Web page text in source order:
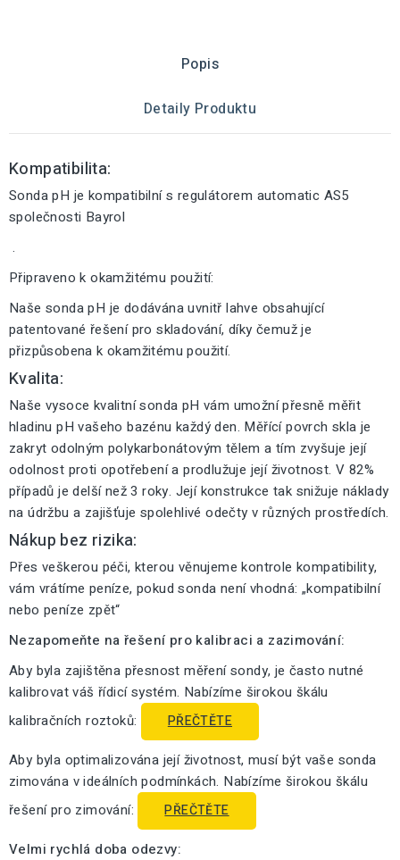
Popis
Detaily Produktu
Kompatibilita:
Sonda pH je kompatibilní s regulátorem automatic AS5
společnosti Bayrol
.
Připraveno k okamžitému použití:
Naše sonda pH je dodávána uvnitř lahve obsahující
patentované řešení pro skladování, díky čemuž je
přizpůsobena k okamžitému použití.
Kvalita:
Naše vysoce kvalitní sonda pH vám umožní přesně měřit
hladinu pH vašeho bazénu každý den. Měřící povrch skla je
zakryt odolným polykarbonátovým tělem a tím zvyšuje její
odolnost proti opotřebení a prodlužuje její životnost. V 82%
případů je delší než 3 roky. Její konstrukce tak snižuje náklady
na údržbu a zajišťuje spolehlivé odečty v různých prostředích.
Nákup bez rizika:
Přes veškerou péči, kterou věnujeme kontrole kompatibility,
vám vrátíme peníze, pokud sonda není vhodná: „kompatibilní
nebo peníze zpět“
Nezapomeňte na řešení pro kalibraci a zazimování:
Aby byla zajištěna přesnost měření sondy, je často nutné
kalibrovat váš řídicí systém. Nabízíme širokou škálu
kalibračních roztoků:
PŘEČTĚTE
Aby byla optimalizována její životnost, musí být vaše sonda
zimována v ideálních podmínkách. Nabízíme širokou škálu
řešení pro zimování:
PŘEČTĚTE
Velmi rychlá doba odezvy: